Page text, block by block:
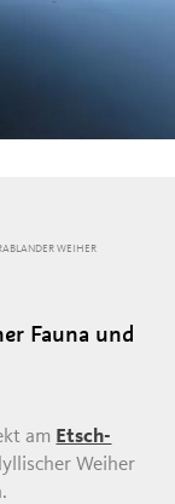
WEIHER
Fauna und
am Etsch-
Weiher